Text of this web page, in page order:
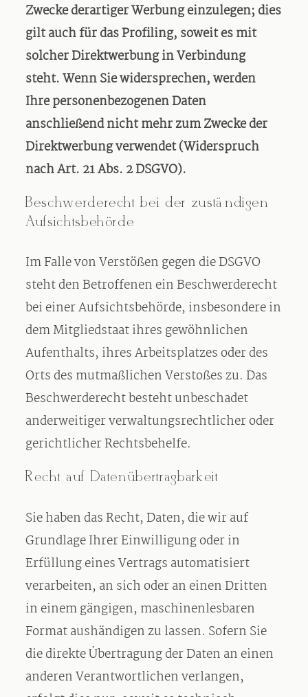
Zwecke derartiger Werbung einzulegen; dies
gilt auch für das Profiling, soweit es mit
solcher Direktwerbung in Verbindung
steht. Wenn Sie widersprechen, werden
Ihre personenbezogenen Daten
anschließend nicht mehr zum Zwecke der
Direktwerbung verwendet (Widerspruch
nach Art. 21 Abs. 2 DSGVO).
Beschwerderecht bei der zuständigen
Aufsichtsbehörde
Im Falle von Verstößen gegen die DSGVO
steht den Betroffenen ein Beschwerderecht
bei einer Aufsichtsbehörde, insbesondere in
dem Mitgliedstaat ihres gewöhnlichen
Aufenthalts, ihres Arbeitsplatzes oder des
Orts des mutmaßlichen Verstoßes zu. Das
Beschwerderecht besteht unbeschadet
anderweitiger verwaltungsrechtlicher oder
gerichtlicher Rechtsbehelfe.
Recht auf Datenübertragbarkeit
Sie haben das Recht, Daten, die wir auf
Grundlage Ihrer Einwilligung oder in
Erfüllung eines Vertrags automatisiert
verarbeiten, an sich oder an einen Dritten
in einem gängigen, maschinenlesbaren
Format aushändigen zu lassen. Sofern Sie
die direkte Übertragung der Daten an einen
anderen Verantwortlichen verlangen,